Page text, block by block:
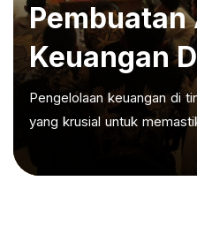
Keuangan
Pengelolaan keuangan di
yang krusial untuk